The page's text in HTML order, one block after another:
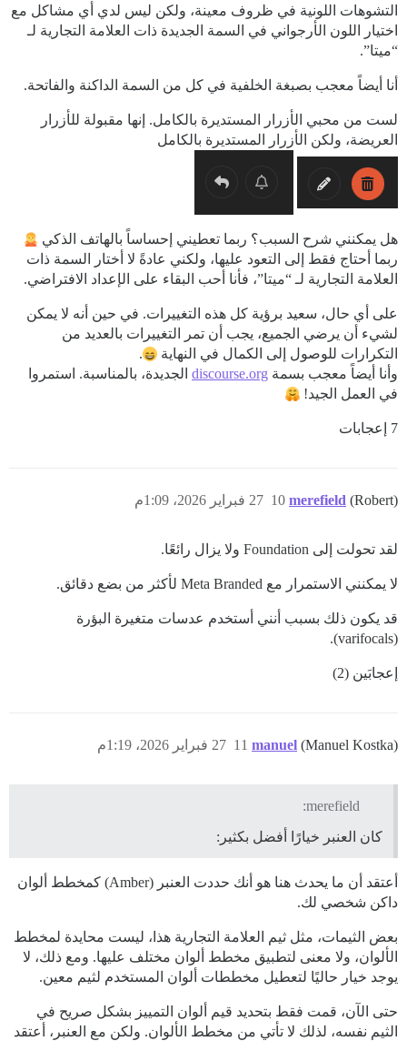
التشوهات اللونية في ظروف معينة، ولكن ليس لدي أي مشاكل مع
اختيار اللون الأرجواني في السمة الجديدة ذات العلامة التجارية لـ
“ميتا”.
أنا أيضاً معجب بصبغة الخلفية في كل من السمة الداكنة والفاتحة.
لست من محبي الأزرار المستديرة بالكامل. إنها مقبولة للأزرار
العريضة، ولكن الأزرار المستديرة بالكامل
هل يمكنني شرح السبب؟ ربما تعطيني إحساساً بالهاتف الذكي
ربما أحتاج فقط إلى التعود عليها، ولكني عادةً لا أختار السمة ذات
العلامة التجارية لـ “ميتا”، فأنا أحب البقاء على الإعداد الافتراضي.
على أي حال، سعيد برؤية كل هذه التغييرات. في حين أنه لا يمكن
لشيء أن يرضي الجميع، يجب أن تمر التغييرات بالعديد من
التكرارات للوصول إلى الكمال في النهاية
.
وأنا أيضاً معجب بسمة discourse.org الجديدة، بالمناسبة. استمروا
في العمل الجيد!
7 إعجابات
merefield (Robert) 27 فبراير 2026، 1:09م 10
لقد تحولت إلى Foundation ولا يزال رائعًا.
لا يمكنني الاستمرار مع Meta Branded لأكثر من بضع دقائق.
قد يكون ذلك بسبب أنني أستخدم عدسات متغيرة البؤرة
(varifocals).
إعجابَين (2)
manuel (Manuel Kostka) 27 فبراير 2026، 1:19م 11
merefield:
كان العنبر خيارًا أفضل بكثير:
أعتقد أن ما يحدث هنا هو أنك حددت العنبر (Amber) كمخطط ألوان
داكن شخصي لك.
بعض الثيمات، مثل ثيم العلامة التجارية هذا، ليست محايدة لمخطط
الألوان، ولا معنى لتطبيق مخطط ألوان مختلف عليها. ومع ذلك، لا
يوجد خيار حاليًا لتعطيل مخططات ألوان المستخدم لثيم معين.
حتى الآن، قمت فقط بتحديد قيم ألوان التمييز بشكل صريح في
الثيم نفسه، لذلك لا تأتي من مخطط الألوان. ولكن مع العنبر، أعتقد